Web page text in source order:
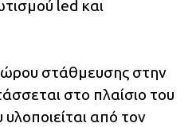
led και
στάθμευσης στην
στο πλαίσιο του
από τον